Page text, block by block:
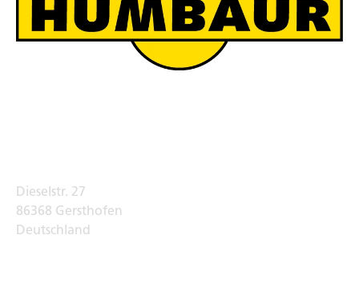
Dieselstr. 27
86368 Gersthofen
Deutschland